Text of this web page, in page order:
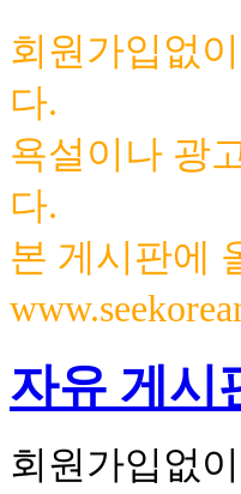
회원가입없
다.
욕설이나 광
다.
본 게시판에
자유 게시
회원가입없